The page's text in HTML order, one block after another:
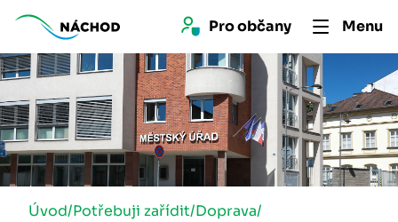
Pro občany Menu
Úvod/Potřebuji zařídit/Doprava/